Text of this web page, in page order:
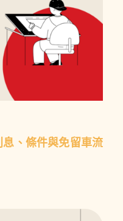
、條件與免留車流